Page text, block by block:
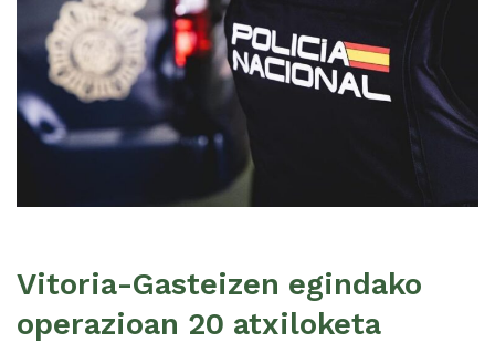
Vitoria-Gasteizen egindako
operazioan 20 atxiloketa